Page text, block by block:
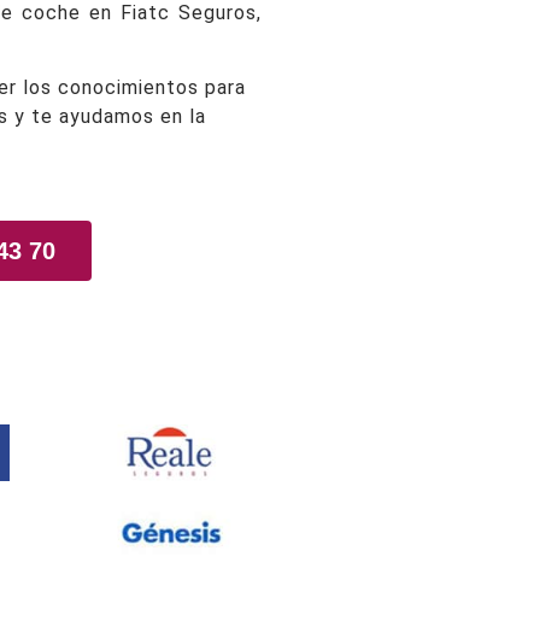
coche en Fiatc Seguros,
los conocimientos para
y te ayudamos en la
70